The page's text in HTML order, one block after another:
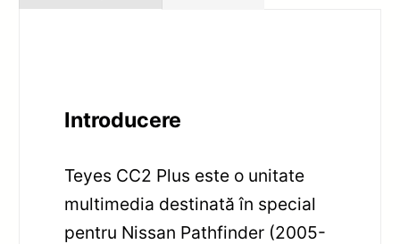
Introducere
Teyes CC2 Plus este o unitate
multimedia destinată în special
pentru Nissan Pathfinder (2005-